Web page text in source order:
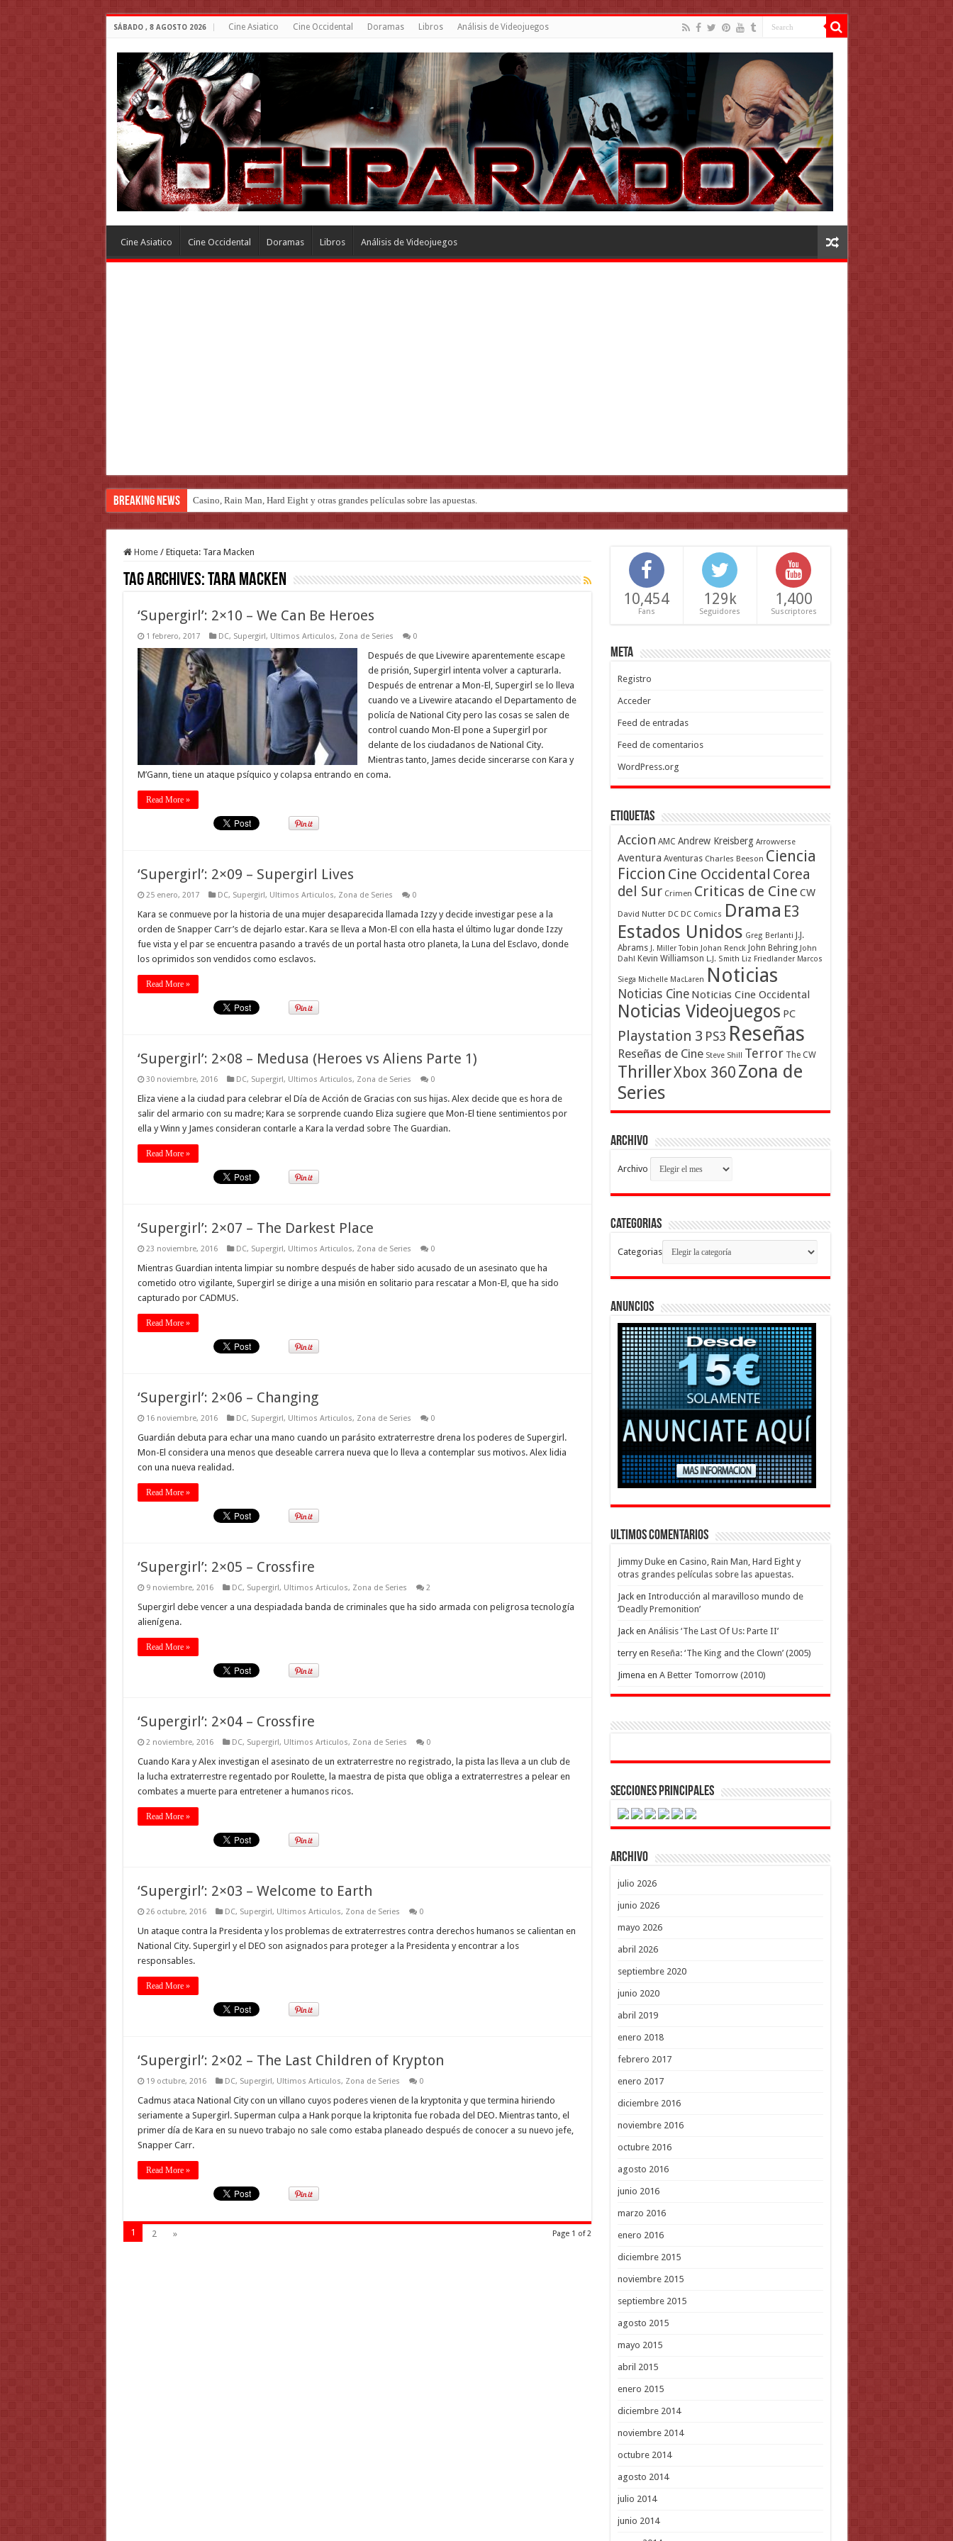
SÁBADO , 8 AGOSTO 2026 Cine Asiatico Cine Occidental Doramas Libros Análisis de Videojuegos
Cine Asiatico Cine Occidental Doramas Libros Análisis de Videojuegos
Breaking News Casino, Rain Man, Hard Eight y otras grandes películas sobre las apuestas.
Introducción al maravilloso mundo de ‘Deadly Premonition’
Home / Etiqueta: Tara Macken
Tag Archives:Tara Macken
‘Supergirl’: 2×10 – We Can Be Heroes
1 febrero, 2017 DC, Supergirl, Ultimos Articulos, Zona de Series 0
Después de que Livewire aparentemente escape
de prisión, Supergirl intenta volver a capturarla.
Después de entrenar a Mon-El, Supergirl se lo lleva
cuando ve a Livewire atacando el Departamento de
policía de National City pero las cosas se salen de
control cuando Mon-El pone a Supergirl por
delante de los ciudadanos de National City.
Mientras tanto, James decide sincerarse con Kara y
M’Gann, tiene un ataque psíquico y colapsa entrando en coma.
Read More »
‘Supergirl’: 2×09 – Supergirl Lives
25 enero, 2017 DC, Supergirl, Ultimos Articulos, Zona de Series 0
Kara se conmueve por la historia de una mujer desaparecida llamada Izzy y decide investigar pese a la
orden de Snapper Carr’s de dejarlo estar. Kara se lleva a Mon-El con ella hasta el último lugar donde Izzy
fue vista y el par se encuentra pasando a través de un portal hasta otro planeta, la Luna del Esclavo, donde
los oprimidos son vendidos como esclavos.
Read More »
‘Supergirl’: 2×08 – Medusa (Heroes vs Aliens Parte 1)
30 noviembre, 2016 DC, Supergirl, Ultimos Articulos, Zona de Series 0
Eliza viene a la ciudad para celebrar el Día de Acción de Gracias con sus hijas. Alex decide que es hora de
salir del armario con su madre; Kara se sorprende cuando Eliza sugiere que Mon-El tiene sentimientos por
ella y Winn y James consideran contarle a Kara la verdad sobre The Guardian.
Read More »
‘Supergirl’: 2×07 – The Darkest Place
23 noviembre, 2016 DC, Supergirl, Ultimos Articulos, Zona de Series 0
Mientras Guardian intenta limpiar su nombre después de haber sido acusado de un asesinato que ha
cometido otro vigilante, Supergirl se dirige a una misión en solitario para rescatar a Mon-El, que ha sido
capturado por CADMUS.
Read More »
‘Supergirl’: 2×06 – Changing
16 noviembre, 2016 DC, Supergirl, Ultimos Articulos, Zona de Series 0
Guardián debuta para echar una mano cuando un parásito extraterrestre drena los poderes de Supergirl.
Mon-El considera una menos que deseable carrera nueva que lo lleva a contemplar sus motivos. Alex lidia
con una nueva realidad.
Read More »
‘Supergirl’: 2×05 – Crossfire
9 noviembre, 2016 DC, Supergirl, Ultimos Articulos, Zona de Series 2
Supergirl debe vencer a una despiadada banda de criminales que ha sido armada con peligrosa tecnología
alienígena.
Read More »
‘Supergirl’: 2×04 – Crossfire
2 noviembre, 2016 DC, Supergirl, Ultimos Articulos, Zona de Series 0
Cuando Kara y Alex investigan el asesinato de un extraterrestre no registrado, la pista las lleva a un club de
la lucha extraterrestre regentado por Roulette, la maestra de pista que obliga a extraterrestres a pelear en
combates a muerte para entretener a humanos ricos.
Read More »
‘Supergirl’: 2×03 – Welcome to Earth
26 octubre, 2016 DC, Supergirl, Ultimos Articulos, Zona de Series 0
Un ataque contra la Presidenta y los problemas de extraterrestres contra derechos humanos se calientan en
National City. Supergirl y el DEO son asignados para proteger a la Presidenta y encontrar a los
responsables.
Read More »
‘Supergirl’: 2×02 – The Last Children of Krypton
19 octubre, 2016 DC, Supergirl, Ultimos Articulos, Zona de Series 0
Cadmus ataca National City con un villano cuyos poderes vienen de la kryptonita y que termina hiriendo
seriamente a Supergirl. Superman culpa a Hank porque la kriptonita fue robada del DEO. Mientras tanto, el
primer día de Kara en su nuevo trabajo no sale como estaba planeado después de conocer a su nuevo jefe,
Snapper Carr.
Read More »
Page 1 of 2
1 2 »
10,454
Fans
129k
Seguidores
1,400
Suscriptores
Meta
Registro
Acceder
Feed de entradas
Feed de comentarios
WordPress.org
Etiquetas
Accion AMC Andrew Kreisberg Arrowverse
Aventura Aventuras Charles Beeson Ciencia
Ficcion Cine Occidental Corea
del Sur Crimen Criticas de Cine CW
David Nutter DC DC Comics Drama E3
Estados Unidos Greg Berlanti
J.J.
Abrams J. Miller Tobin Johan Renck John Behring John
Dahl Kevin Williamson L.J. Smith Liz Friedlander Marcos
Siega Michelle MacLaren Noticias
Noticias Cine Noticias Cine Occidental
Noticias Videojuegos PC
Playstation 3 PS3 Reseñas
Reseñas de Cine Steve Shill Terror The CW
ThrillerXbox 360 Zona de
Series
Archivo
Archivo
Categorias
Categorias
Anuncios
Ultimos Comentarios
Jimmy Dukeen Casino, Rain Man, Hard Eight y
otras grandes películas sobre las apuestas.
Jacken Introducción al maravilloso mundo de
‘Deadly Premonition’
Jacken Análisis ‘The Last Of Us: Parte II’
terryen Reseña: ‘The King and the Clown’ (2005)
Jimena en A Better Tomorrow (2010)
Secciones Principales
Archivo
julio 2026
junio 2026
mayo 2026
abril 2026
septiembre 2020
junio 2020
abril 2019
enero 2018
febrero 2017
enero 2017
diciembre 2016
noviembre 2016
octubre 2016
agosto 2016
junio 2016
marzo 2016
enero 2016
diciembre 2015
noviembre 2015
septiembre 2015
agosto 2015
mayo 2015
abril 2015
enero 2015
diciembre 2014
noviembre 2014
octubre 2014
agosto 2014
julio 2014
junio 2014